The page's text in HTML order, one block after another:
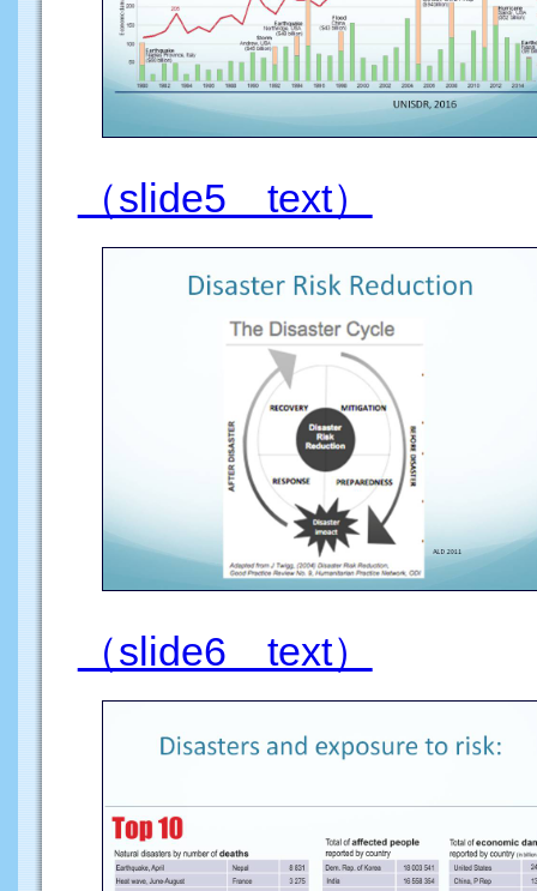
（slide5 text）
（slide6 text）